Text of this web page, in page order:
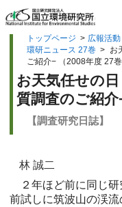
トップページ > 広報活動
環研ニュース 27巻 > お
ご紹介− （2008年度 27巻
お天気任せの
質調査のご紹介
【調査研究日誌】
林 誠二
２年ほど前に同じ研
前試しに筑波山の渓